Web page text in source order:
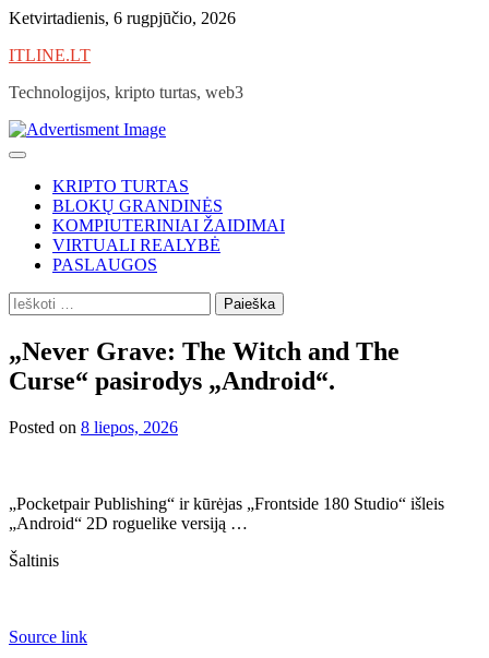
Skip
content
Ketvirtadienis, 6 rugpjūčio, 2026
ITLINE.LT
Technologijos, kripto turtas, web3
KRIPTO TURTAS
BLOKŲ GRANDINĖS
KOMPIUTERINIAI ŽAIDIMAI
VIRTUALI REALYBĖ
PASLAUGOS
Ieškoti:
„Never Grave: The Witch and The
Curse“ pasirodys „Android“.
Posted on 8 liepos, 2026
„Pocketpair Publishing“ ir kūrėjas „Frontside 180 Studio“ išleis
„Android“ 2D roguelike versiją …
Šaltinis
Source link